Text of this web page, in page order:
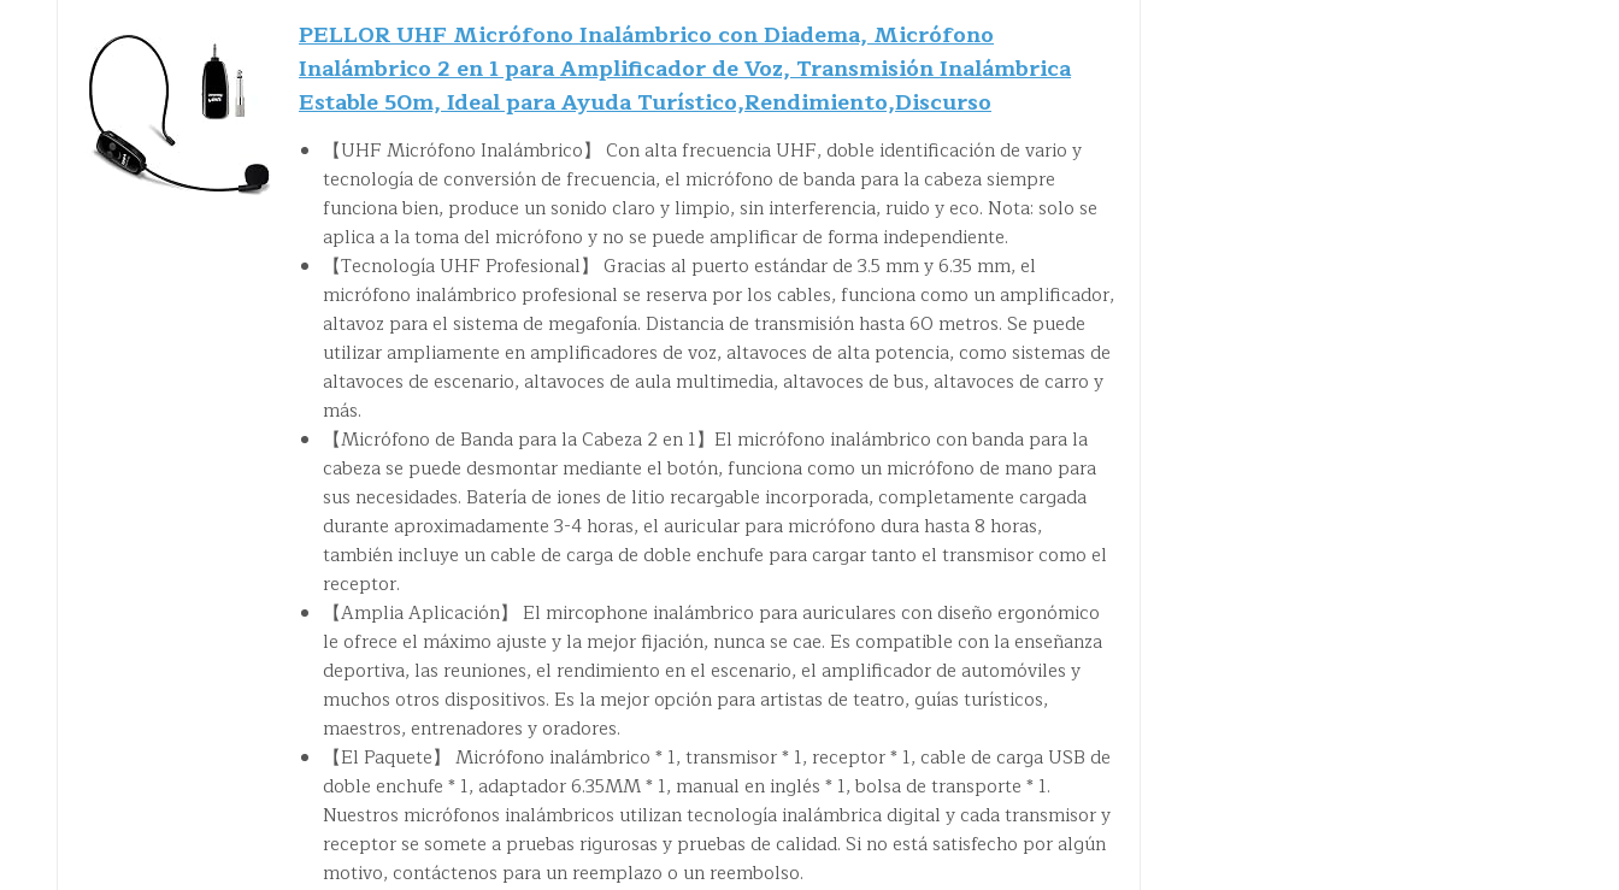
PELLOR UHF Micrófono Inalámbrico con Diadema, Micrófono
Inalámbrico 2 en 1 para Amplificador de Voz, Transmisión Inalámbrica
Estable 50m, Ideal para Ayuda Turístico,Rendimiento,Discurso
【UHF Micrófono Inalámbrico】 Con alta frecuencia UHF, doble identificación de vario y
tecnología de conversión de frecuencia, el micrófono de banda para la cabeza siempre
funciona bien, produce un sonido claro y limpio, sin interferencia, ruido y eco. Nota: solo se
aplica a la toma del micrófono y no se puede amplificar de forma independiente.
【Tecnología UHF Profesional】 Gracias al puerto estándar de 3.5 mm y 6.35 mm, el
micrófono inalámbrico profesional se reserva por los cables, funciona como un amplificador,
altavoz para el sistema de megafonía. Distancia de transmisión hasta 60 metros. Se puede
utilizar ampliamente en amplificadores de voz, altavoces de alta potencia, como sistemas de
altavoces de escenario, altavoces de aula multimedia, altavoces de bus, altavoces de carro y
más.
【Micrófono de Banda para la Cabeza 2 en 1】El micrófono inalámbrico con banda para la
cabeza se puede desmontar mediante el botón, funciona como un micrófono de mano para
sus necesidades. Batería de iones de litio recargable incorporada, completamente cargada
durante aproximadamente 3-4 horas, el auricular para micrófono dura hasta 8 horas,
también incluye un cable de carga de doble enchufe para cargar tanto el transmisor como el
receptor.
【Amplia Aplicación】 El mircophone inalámbrico para auriculares con diseño ergonómico
le ofrece el máximo ajuste y la mejor fijación, nunca se cae. Es compatible con la enseñanza
deportiva, las reuniones, el rendimiento en el escenario, el amplificador de automóviles y
muchos otros dispositivos. Es la mejor opción para artistas de teatro, guías turísticos,
maestros, entrenadores y oradores.
【El Paquete】 Micrófono inalámbrico * 1, transmisor * 1, receptor * 1, cable de carga USB de
doble enchufe * 1, adaptador 6.35MM * 1, manual en inglés * 1, bolsa de transporte * 1.
Nuestros micrófonos inalámbricos utilizan tecnología inalámbrica digital y cada transmisor y
receptor se somete a pruebas rigurosas y pruebas de calidad. Si no está satisfecho por algún
motivo, contáctenos para un reemplazo o un reembolso.